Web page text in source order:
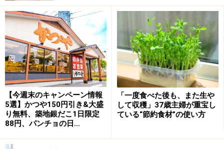
ルール1 払い続けることができること
保険料は長期に渡り支払っていくものです。無理な保険
料設定で途中で払い続けることができなくなり保険が失
効してしまった後、病気やケガで多額の医療費が必要に
なっても保険が失効していたら保険金は支払われること
はなく、長年払ってきた保険料が全くの無駄になってし
まいます。家計をバランスが取れるような保険料設定が
大切です。
【今週末のキャンペーン情報
5選】かつや150円引き&大盛
り無料、築地銀だこ1日限定
88円、パンチョの日…
「一度食べた後も、また生や
して収穫」37歳主婦が重宝し
ている“節約食材”の使い方